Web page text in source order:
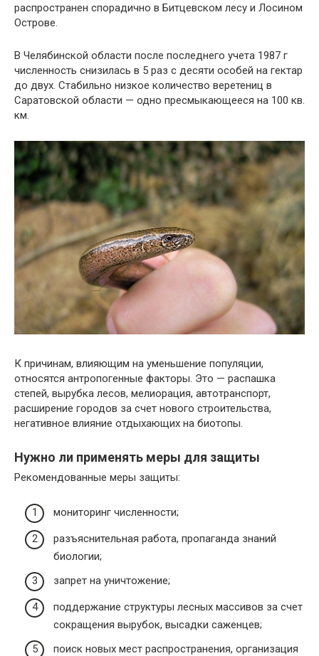
распространен спорадично в Битцевском лесу и Лосином
Острове.
В Челябинской области после последнего учета 1987 г
численность снизилась в 5 раз с десяти особей на гектар
до двух. Стабильно низкое количество веретениц в
Саратовской области — одно пресмыкающееся на 100 кв.
км.
К причинам, влияющим на уменьшение популяции,
относятся антропогенные факторы. Это — распашка
степей, вырубка лесов, мелиорация, автотранспорт,
расширение городов за счет нового строительства,
негативное влияние отдыхающих на биотопы.
Нужно ли применять меры для защиты
Рекомендованные меры защиты:
мониторинг численности;
разъяснительная работа, пропаганда знаний
биологии;
запрет на уничтожение;
поддержание структуры лесных массивов за счет
сокращения вырубок, высадки саженцев;
поиск новых мест распространения, организация